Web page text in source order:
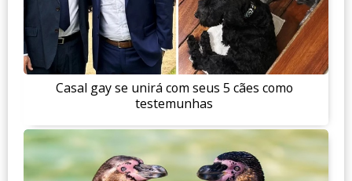
Casal gay se unirá com seus 5 cães como
testemunhas